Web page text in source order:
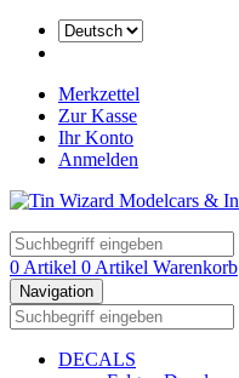
Merkzettel
Zur Kasse
Ihr Konto
Anmelden
0 Artikel 0 Artikel Warenkorb
Navigation
DECALS